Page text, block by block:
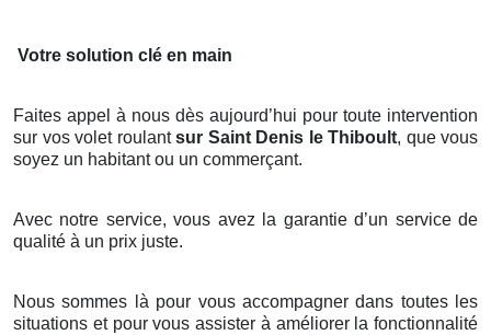
Votre solution clé en main
Faites appel à nous dès aujourd’hui pour toute intervention
sur vos volet roulantsur Saint Denis le Thiboult, que vous
soyez un habitant ou un commerçant.
Avec notre service, vous avez la garantie d’un service de
qualité à un prix juste.
Nous sommes là pour vous accompagner dans toutes les
situations et pour vous assister à améliorer la fonctionnalité